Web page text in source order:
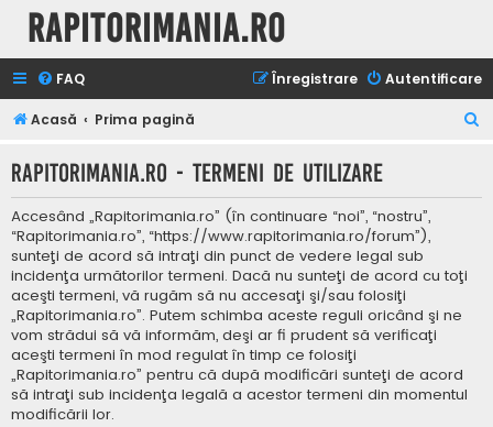
Rapitorimania.ro
FAQ Autentificare
Înregistrare
Acasă Prima pagină
t
Rapitorimania.ro - Termeni de utilizare
Accesând „Rapitorimania.ro” (în continuare “noi”, “nostru”,
“Rapitorimania.ro”, “https://www.rapitorimania.ro/forum”),
sunteţi de acord să intraţi din punct de vedere legal sub
incidenţa următorilor termeni. Dacă nu sunteţi de acord cu toţi
aceşti termeni, vă rugăm să nu accesaţi şi/sau folosiţi
„Rapitorimania.ro”. Putem schimba aceste reguli oricând şi ne
vom strădui să vă informăm, deşi ar fi prudent să verificaţi
aceşti termeni în mod regulat în timp ce folosiţi
„Rapitorimania.ro” pentru că după modificări sunteţi de acord
să intraţi sub incidenţa legală a acestor termeni din momentul
modificării lor.